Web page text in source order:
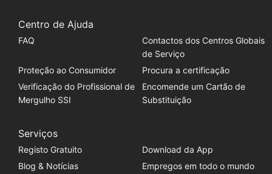
Centro de Ajuda
FAQ
Contactos dos Centros Globais
de Serviço
Proteção ao Consumidor
Procura a certificação
Verificação do Profissional de
Mergulho SSI
Encomende um Cartão de
Substituição
Serviços
Registo Gratuito
Download da App
Blog & Notícias
Empregos em todo o mundo